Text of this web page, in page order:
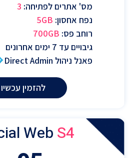
מס' אתרים לפתיחה: 3
נפח אחסון: 5GB
רוחב פס: 700GB
גיבויים עד 7 ימים אחרונים
פאנל ניהול Direct Admin
להזמין עכשיו
Web S4